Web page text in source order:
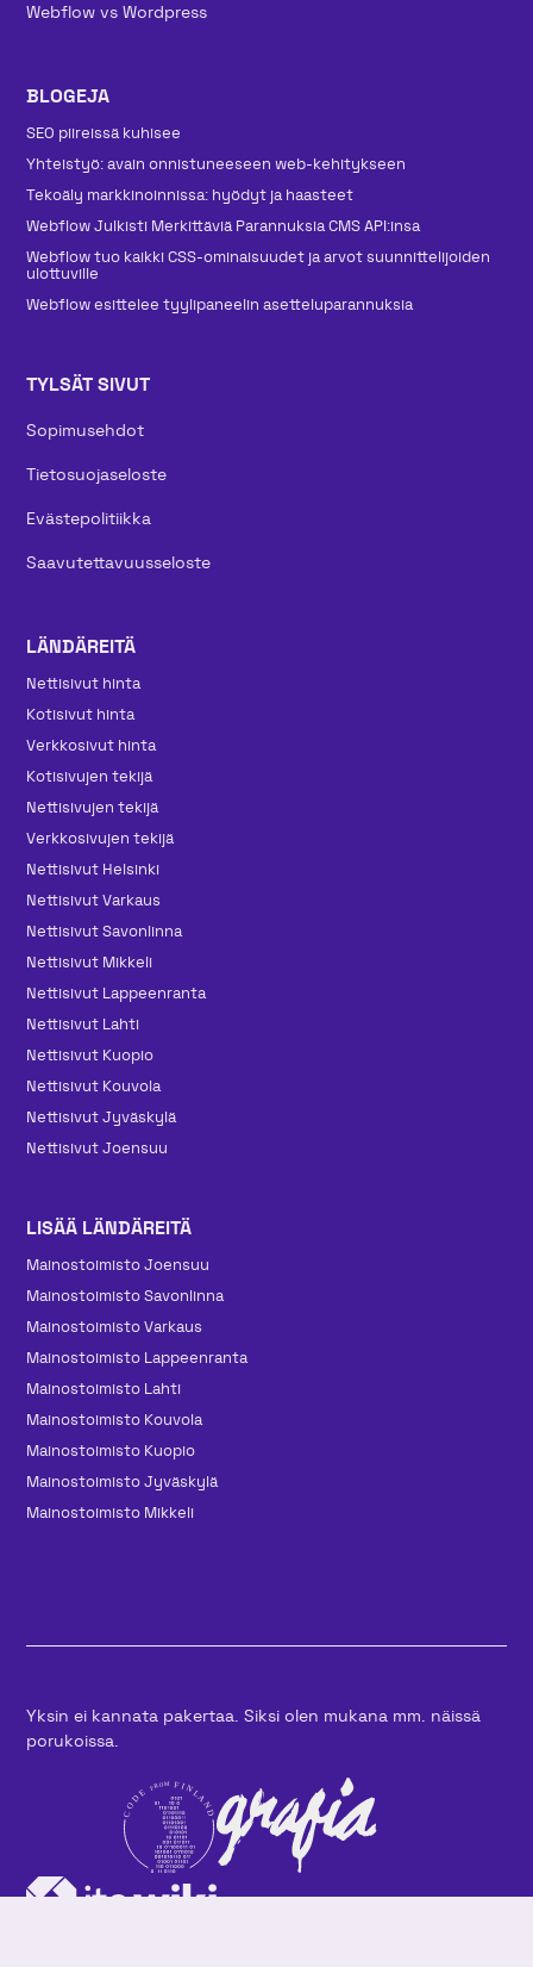
Webflow vs Wordpress
BLOGEJA
SEO piireissä kuhisee
Yhteistyö: avain onnistuneeseen web-kehitykseen
Tekoäly markkinoinnissa: hyödyt ja haasteet
Webflow Julkisti Merkittäviä Parannuksia CMS API:insa
Webflow tuo kaikki CSS-ominaisuudet ja arvot suunnittelijoiden
ulottuville
Webflow esittelee tyylipaneelin asetteluparannuksia
TYLSÄT SIVUT
Sopimusehdot
Tietosuojaseloste
Evästepolitiikka
Saavutettavuusseloste
LÄNDÄREITÄ
Nettisivut hinta
Kotisivut hinta
Verkkosivut hinta
Kotisivujen tekijä
Nettisivujen tekijä
Verkkosivujen tekijä
Nettisivut Helsinki
Nettisivut Varkaus
Nettisivut Savonlinna
Nettisivut Mikkeli
Nettisivut Lappeenranta
Nettisivut Lahti
Nettisivut Kuopio
Nettisivut Kouvola
Nettisivut Jyväskylä
Nettisivut Joensuu
LISÄÄ LÄNDÄREITÄ
Mainos­toimisto Joensuu
Mainos­toimisto Savonlinna
Mainos­toimisto Varkaus
Mainos­toimisto Lappeenranta
Mainos­toimisto Lahti
Mainos­toimisto Kouvola
Mainos­toimisto Kuopio
Mainos­toimisto Jyväskylä
Mainos­toimisto Mikkeli
Yksin ei kannata pakertaa. Siksi olen mukana mm. näissä
porukoissa.